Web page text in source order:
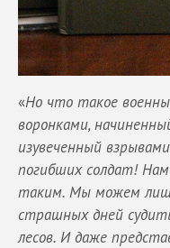
«Но что такое
воронками,
изувеченный
погибших солдат! Нам
таким. Мы можем
страшных дней
лесов. И даже